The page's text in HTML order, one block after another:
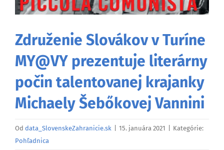
Združenie Slovákov v Turíne
MY@VY prezentuje literárny
počin talentovanej krajanky
Michaely Šebőkovej Vannini
Od data_SlovenskeZahranicie.sk 15. januára 2021
Kategórie:
Pohľadnica